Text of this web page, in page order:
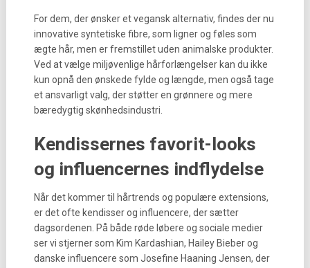
For dem, der ønsker et vegansk alternativ, findes der nu
innovative syntetiske fibre, som ligner og føles som
ægte hår, men er fremstillet uden animalske produkter.
Ved at vælge miljøvenlige hårforlængelser kan du ikke
kun opnå den ønskede fylde og længde, men også tage
et ansvarligt valg, der støtter en grønnere og mere
bæredygtig skønhedsindustri.
Kendissernes favorit-looks
og influencernes indflydelse
Når det kommer til hårtrends og populære extensions,
er det ofte kendisser og influencere, der sætter
dagsordenen. På både røde løbere og sociale medier
ser vi stjerner som Kim Kardashian, Hailey Bieber og
danske influencere som Josefine Haaning Jensen, der